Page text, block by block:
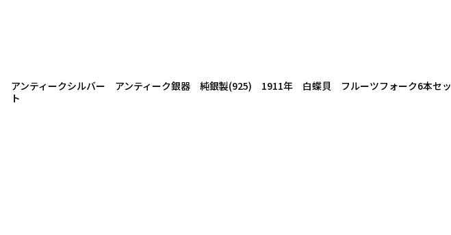
アンティークシルバー アンティーク銀器 純銀製(925) 1911年 白蝶貝 フルーツフォーク6本セッ
ト